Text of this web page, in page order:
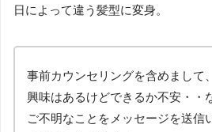
日によって違う髪型に変身。
事前カウンセリングを含めまして、
興味はあるけどできるか不安・・
ご不明なことをメッセージを送信